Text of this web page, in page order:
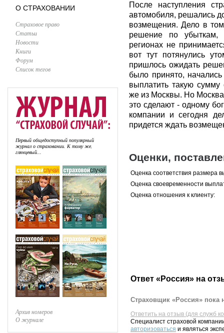
О СТРАХОВАНИИ
Страховое право
Статьи
Новости
Книги
Форум
Список тегов
Первый общедоступный популярный
журнал о страховании. К тому же,
глянцевый...
Архив номеров
О журнале
После наступления
автомобиля, решались
возмещения. Дело в
решение по убыткам,
регионах не
вот тут потянулись
пришлось ожидать
было принято,
выплатить такую сумму
же из Москвы. Но Москва
это сделают - одному
компании и сегодня
придется ждать
Оценки,
Оценка соответствия размера
Оценка своевременности
Оценка отношения к клиенту:
Ответ «Россия» на
Страховщик «Россия» пока
Ответить на отзыв (для служб
Специалист страховой
авторизоваться и являться